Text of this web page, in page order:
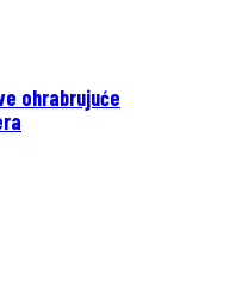
ohrabrujuće